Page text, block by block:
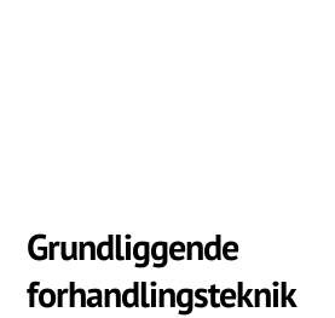
Grundliggende
forhandlingsteknik